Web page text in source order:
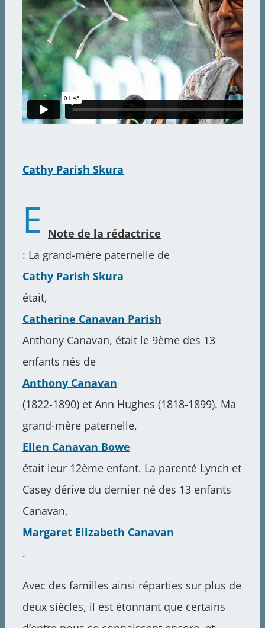
Cathy Parish Skura
E Note de la rédactrice
: La grand-mère paternelle de
Cathy Parish Skura
était,
Catherine Canavan Parish
Anthony Canavan, était le 9ème des 13
enfants nés de
Anthony Canavan
(1822-1890) et Ann Hughes (1818-1899). Ma
grand-mère paternelle,
Ellen Canavan Bowe
était leur 12ème enfant. La parenté Lynch et
Casey dérive du dernier né des 13 enfants
Canavan,
Margaret Elizabeth Canavan
.
Avec des familles ainsi réparties sur plus de
deux siècles, il est étonnant que certains